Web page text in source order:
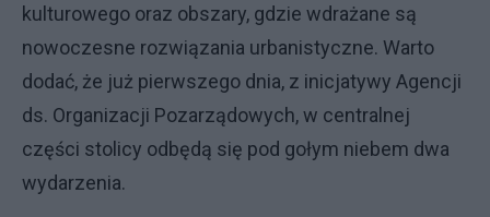
kulturowego oraz obszary, gdzie wdrażane są
nowoczesne rozwiązania urbanistyczne. Warto
dodać, że już pierwszego dnia, z inicjatywy Agencji
ds. Organizacji Pozarządowych, w centralnej
części stolicy odbędą się pod gołym niebem dwa
wydarzenia.